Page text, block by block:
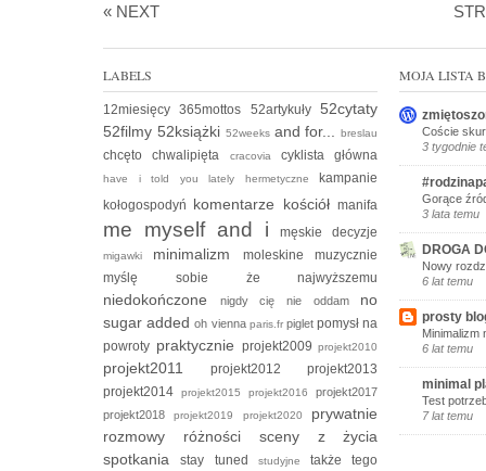
« NEXT
LABELS
12miesięcy365mottos 52artykuły52cytaty
52filmy 52książki 52weeks and for...breslau
chcętochwalipięta cracoviacyklistagłówna
have i told you lately hermetyczne kampanie
kołogospodyń komentarze kościółmanifa
me myself and imęskie decyzje
migawki minimalizm moleskinemuzycznie
myślę sobie żenajwyższemu
niedokończone nigdy cię nie oddam no
sugar addedoh vienna paris.fr pigletpomysł na
powroty praktycznie projekt2009projekt2010
projekt2011projekt2012projekt2013
projekt2014projekt2015projekt2016projekt2017
projekt2018projekt2019 projekt2020 prywatnie
rozmowy różności sceny z życia
spotkaniastay tuned studyjnetakże tego
MOJA LISTA
Coście
3 tygodnie
Gorące
3 lata temu
DROGA
Nowy
6 lat temu
prosty
Minimalizm
6 lat temu
minimal
Test
7 lat temu